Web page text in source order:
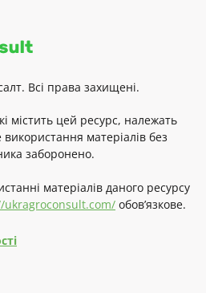
Всі права захищені.
містить цей ресурс, належать
матеріалів без
заборонено.
матеріалів даного ресурсу
ukragroconsult.com/ обов’язкове.